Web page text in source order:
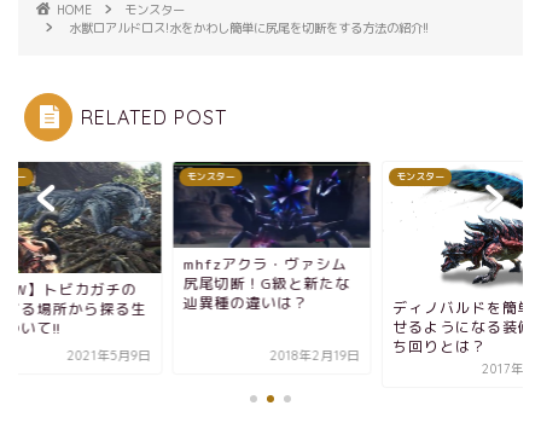
HOME
モンスター
水獣ロアルドロス!水をかわし簡単に尻尾を切断をする方法の紹介!!
RELATED POST
ター
】トビカガチの
する場所から探る生
ついて!!
2021年5月9日
モンスター
mhfzアクラ・ヴァシム
尻尾切断！G級と新たな
辿異種の違いは？
2018年2月19日
モンスター
ディノバルドを簡単
せるようになる装備
ち回りとは？
2017年11